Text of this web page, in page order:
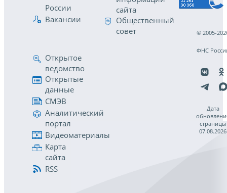
России
Вакансии
сайта
Общественный
совет
Открытое
ведомство
Открытые
данные
СМЭВ
Аналитический
портал
Видеоматериалы
Карта
сайта
RSS
© 2005-
ФНС
Дата
страницы
07.08.2026